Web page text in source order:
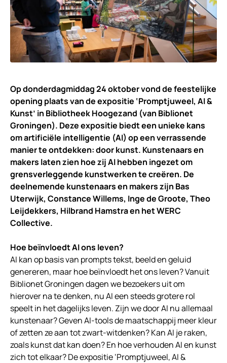
Op donderdagmiddag 24 oktober vond de feestelijke
opening plaats van de expositie ‘Promptjuweel, AI &
Kunst’ in Bibliotheek Hoogezand (van Biblionet
Groningen). Deze expositie biedt een unieke kans
om artificiële intelligentie (AI) op een verrassende
manier te ontdekken: door kunst. Kunstenaars en
makers laten zien hoe zij AI hebben ingezet om
grensverleggende kunstwerken te creëren. De
deelnemende kunstenaars en makers zijn Bas
Uterwijk, Constance Willems, Inge de Groote, Theo
Leijdekkers, Hilbrand Hamstra en het WERC
Collective.
Hoe beïnvloedt AI ons leven?
AI kan op basis van prompts tekst, beeld en geluid
genereren, maar hoe beïnvloedt het ons leven? Vanuit
Biblionet Groningen dagen we bezoekers uit om
hierover na te denken, nu AI een steeds grotere rol
speelt in het dagelijks leven. Zijn we door AI nu allemaal
kunstenaar? Geven AI-tools de maatschappij meer kleur
of zetten ze aan tot zwart-witdenken? Kan AI je raken,
zoals kunst dat kan doen? En hoe verhouden AI en kunst
zich tot elkaar? De expositie ‘Promptjuweel, AI &